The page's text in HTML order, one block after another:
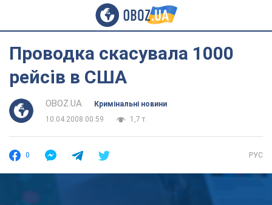
Проводка скасувала 1000
рейсів в США
OBOZ.UA
Кримінальні новини
10.04.2008 00:59
1,7 т.
0 РУС